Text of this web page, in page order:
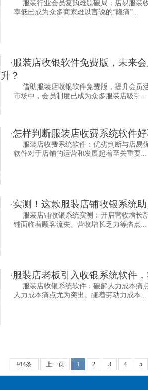
服装行业会员复购难题破局：店易服装
率低已成为众多商家难以言说的“隐痛”...
·服装店收银软件免费版，未来
升？
借助服装店收银软件免费版，提升会员
市场中，会员制度已成为众多服装店吸引...
·怎样判断服装店收费系统软件
服装店收费系统软件：优劣判断与店易
软件对于店铺的运营和发展起着至关重要...
·实测！这款服装店铺收银系统
服装店铺收银系统实测：开启营收增长
铺面临着顾客流失、营收增长乏力等痛点...
·服装店老板引入收银系统软件
服装店收银系统软件：破解人力成本痛
人力成本痛点尤为突出。随着劳动力成本...
914条 上一页 1 2 3 4 5